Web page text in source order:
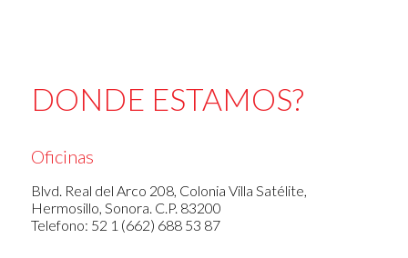
DONDE ESTAMOS?
Oficinas
Blvd. Real del Arco 208, Colonia Villa Satélite,
Hermosillo, Sonora. C.P. 83200
Telefono: 52 1 (662) 688 53 87